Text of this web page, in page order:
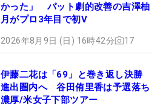
かった」 パット劇的改善の吉澤柚
月がプロ3年目で初V
2026年8月9日 (日) 16時42分 17
伊藤二花は「69」と巻き返し決勝
進出圏内へ 谷田侑里香は予選落ち
濃厚/米女子下部ツアー